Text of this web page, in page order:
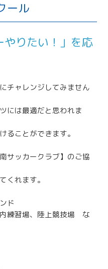
ール
やりたい！」を応
チャレンジしてみません
には最適だと思われま
ることができます。
サッカークラブ】のご協
くれます。
ド
場、陸上競技場 な